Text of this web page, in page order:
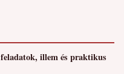
illem és praktikus